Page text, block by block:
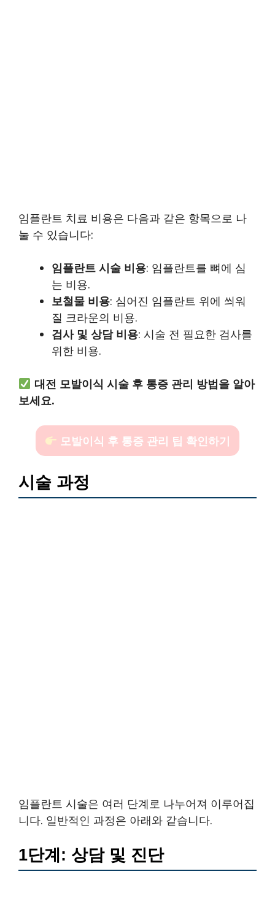
임플란트 치료 비용은 다음과 같은 항목으로 나
눌 수 있습니다:
임플란트 시술 비용: 임플란트를 뼈에 심
는 비용.
보철물 비용: 심어진 임플란트 위에 씌워
질 크라운의 비용.
검사 및 상담 비용: 시술 전 필요한 검사를
위한 비용.
대전 모발이식 시술 후 통증 관리 방법을 알아
보세요.
모발이식 후 통증 관리 팁 확인하기
시술 과정
임플란트 시술은 여러 단계로 나누어져 이루어집
니다. 일반적인 과정은 아래와 같습니다.
1단계: 상담 및 진단